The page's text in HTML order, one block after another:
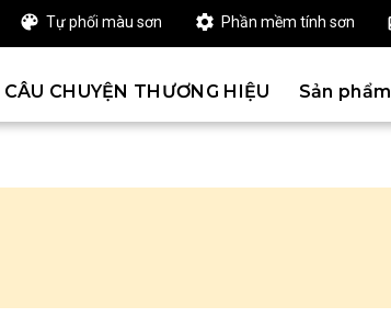
Tự phối màu sơn Phần mềm tính sơn
CÂU CHUYỆN THƯƠNG HIỆU Sản phẩm